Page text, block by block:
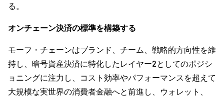
る。
オンチェーン決済の標準を構築する
モーフ・チェーンはブランド、チーム、戦略的方向性を維
持し、暗号資産決済に特化したレイヤー2としてのポジシ
ョニングに注力し、コスト効率やパフォーマンスを超えて
大規模な実世界の消費者金融へと前進し、ウォレット、